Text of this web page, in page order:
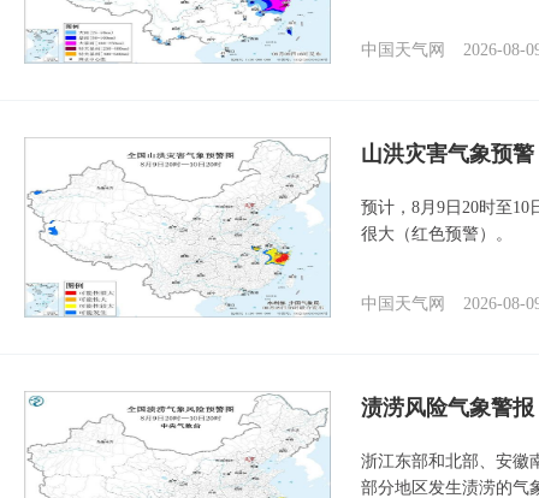
中国天气网 2026-08-
山洪灾害气象预
预计，8月9日20时至
很大（红色预警）。
中国天气网 2026-08-
渍涝风险气象警
浙江东部和北部、安徽
部分地区发生渍涝的气